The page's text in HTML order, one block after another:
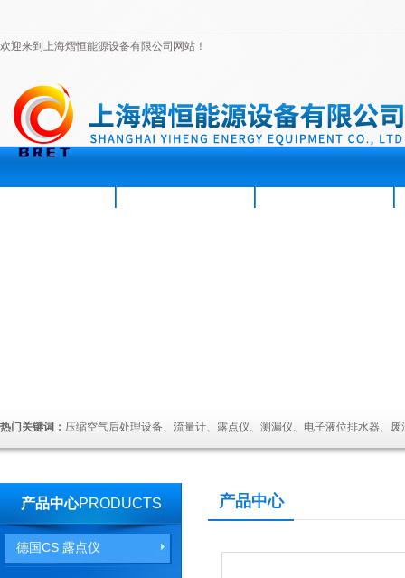
欢迎来到上海熠恒能源设备有限公司网站！
热门关键词： 压缩空气后处理设备、流量计、露点仪、测漏仪、电子液位排水器、
产品中心PRODUCTS
德国CS 露点仪
产品中心